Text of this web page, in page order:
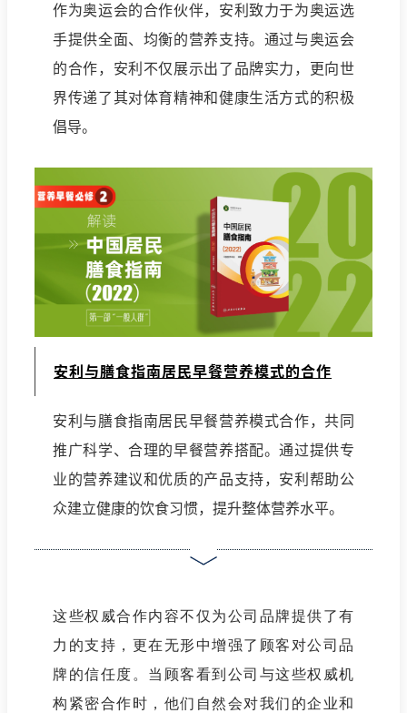
作为奥运会的合作伙伴，安利致力于为奥运选
手提供全面、均衡的营养支持。通过与奥运会
的合作，安利不仅展示出了品牌实力，更向世
界传递了其对体育精神和健康生活方式的积极
倡导。
安利与膳食指南居民早餐营养模式的合作
安利与膳食指南居民早餐营养模式合作，共同
推广科学、合理的早餐营养搭配。通过提供专
业的营养建议和优质的产品支持，安利帮助公
众建立健康的饮食习惯，提升整体营养水平。
这些权威合作内容不仅为公司品牌提供了有
力的支持，更在无形中增强了顾客对公司品
牌的信任度。当顾客看到公司与这些权威机
构紧密合作时，他们自然会对我们的企业和